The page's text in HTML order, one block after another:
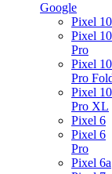
Google
Pixel 10
Pixel 10
Pro
Pixel 10
Pro
Pixel 10
Pro XL
Pixel 6
Pixel 6
Pro
Pixel 6a